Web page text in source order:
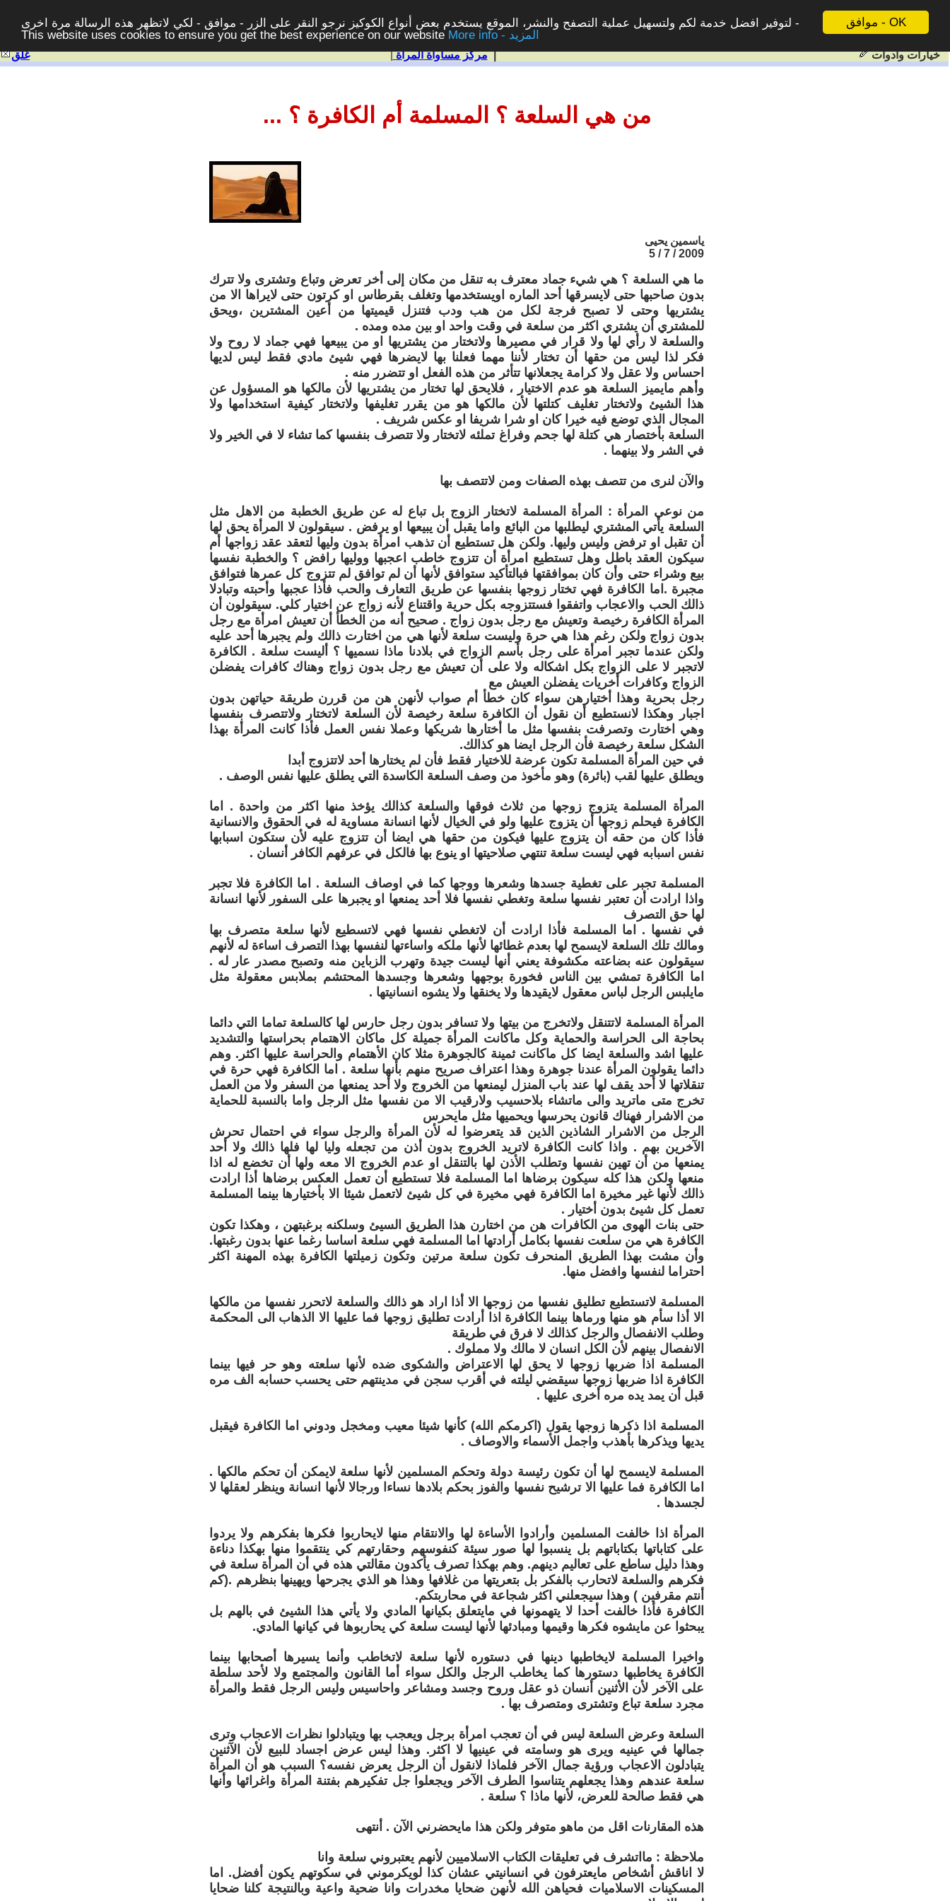
موافق - OK
لتوفير افضل خدمة لكم ولتسهيل عملية التصفح والنشر، الموقع يستخدم بعض أنواع الكوكيز نرجو النقر على الزر - موافق - لكي لاتظهر هذه الرسالة مرة اخرى -
This website uses cookies to ensure you get the best experience on our website
More info - المزيد
غلق | مركز مساواة المرأة| خيارات وادوات
من هي السلعة ؟ المسلمة أم الكافرة ؟ ...
ياسمين يحيى
2009 / 7 / 5
ما هي السلعة ؟ هي شيء جماد معترف به تنقل من مكان إلى أخر تعرض وتباع وتشترى ولا تترك
بدون صاحبها حتى لايسرقها أحد الماره اويستخدمها وتغلف بقرطاس او كرتون حتى لايراها الا من
يشتريها وحتى لا تصبح فرجة لكل من هب ودب فتنزل قيميتها من أعين المشترين ،ويحق
للمشتري أن يشتري اكثر من سلعة في وقت واحد او بين مده ومده .
والسلعة لا رأي لها ولا قرار في مصيرها ولاتختار من يشتريها او من يبيعها فهي جماد لا روح ولا
فكر لذا ليس من حقها أن تختار لأننا مهما فعلنا بها لايضرها فهي شيئ مادي فقط ليس لديها
احساس ولا عقل ولا كرامة يجعلانها تتأثر من هذه الفعل او تتضرر منه .
وأهم مايميز السلعة هو عدم الاختيار ، فلايحق لها تختار من يشتريها لأن مالكها هو المسؤول عن
هذا الشيئ ولاتختار تغليف كتلتها لأن مالكها هو من يقرر تغليفها ولاتختار كيفية استخدامها ولا
المجال الذي توضع فيه خيرا كان او شرا شريفا او عكس شريف .
السلعة بأختصار هي كتلة لها جحم وفراغ تملئه لاتختار ولا تتصرف بنفسها كما تشاء لا في الخير ولا
في الشر ولا بينهما .
والآن لنرى من تتصف بهذه الصفات ومن لاتتصف بها
من نوعي المرأة : المرأة المسلمة لاتختار الزوج بل تباع له عن طريق الخطبة من الاهل مثل
السلعة يأتي المشتري ليطلبها من البائع واما يقبل أن يبيعها او يرفض . سيقولون لا المرأة يحق لها
أن تقبل او ترفض وليس وليها. ولكن هل تستطيع أن تذهب امرأة بدون وليها لتعقد عقد زواجها أم
سيكون العقد باطل وهل تستطيع امرأة أن تتزوج خاطب اعجبها ووليها رافض ؟ والخطبة نفسها
بيع وشراء حتى وأن كان بموافقتها فبالتأكيد ستوافق لأنها أن لم توافق لم تتزوج كل عمرها فتوافق
مجبرة .اما الكافرة فهي تختار زوجها بنفسها عن طريق التعارف والحب فأذا عجبها وأحبته وتبادلا
ذالك الحب والاعجاب واتفقوا فستتزوجه بكل حرية واقتناع لأنه زواج عن اختيار كلي. سيقولون أن
المرأة الكافرة رخيصة وتعيش مع رجل بدون زواج . صحيح أنه من الخطأ أن تعيش امرأة مع رجل
بدون زواج ولكن رغم هذا هي حرة وليست سلعة لأنها هي من اختارت ذالك ولم يجبرها أحد عليه
ولكن عندما تجبر امرأة على رجل بأسم الزواج في بلادنا ماذا نسميها ؟ أليست سلعة . الكافرة
لاتجبر لا على الزواج بكل اشكاله ولا على أن تعيش مع رجل بدون زواج وهناك كافرات يفضلن
الزواج وكافرات أخريات يفضلن العيش مع
رجل بحرية وهذا أختيارهن سواء كان خطأ أم صواب لأنهن هن من قررن طريقة حياتهن بدون
اجبار وهكذا لانستطيع أن نقول أن الكافرة سلعة رخيصة لأن السلعة لاتختار ولاتتصرف بنفسها
وهي اختارت وتصرفت بنفسها مثل ما أختارها شريكها وعملا نفس العمل فأذا كانت المرأة بهذا
الشكل سلعة رخيصة فأن الرجل ايضا هو كذالك.
في حين المرأة المسلمة تكون عرضة للاختيار فقط فأن لم يختارها أحد لاتتزوج أبدا
ويطلق عليها لقب (بائرة) وهو مأخوذ من وصف السلعة الكاسدة التي يطلق عليها نفس الوصف .
المرأة المسلمة يتزوج زوجها من ثلاث فوقها والسلعة كذالك يؤخذ منها اكثر من واحدة . اما
الكافرة فيحلم زوجها أن يتزوج عليها ولو في الخيال لأنها انسانة مساوية له في الحقوق والانسانية
فأذا كان من حقه أن يتزوج عليها فيكون من حقها هي ايضا أن تتزوج عليه لأن ستكون اسبابها
نفس اسبابه فهي ليست سلعة تنتهي صلاحيتها او ينوع بها فالكل في عرفهم الكافر أنسان .
المسلمة تجبر على تغطية جسدها وشعرها ووجها كما في اوصاف السلعة . اما الكافرة فلا تجبر
واذا ارادت أن تعتبر نفسها سلعة وتغطي نفسها فلا أحد يمنعها او يجبرها على السفور لأنها انسانة
لها حق التصرف
في نفسها . اما المسلمة فأذا ارادت أن لاتغطي نفسها فهي لاتسطيع لأنها سلعة متصرف بها
ومالك تلك السلعة لايسمح لها بعدم غطائها لأنها ملكه واساءتها لنفسها بهذا التصرف اساءة له لأنهم
سيقولون عنه بضاعته مكشوفة يعني أنها ليست جيدة وتهرب الزباين منه وتصبح مصدر عار له .
اما الكافرة تمشي بين الناس فخورة بوجهها وشعرها وجسدها المحتشم بملابس معقولة مثل
مايلبس الرجل لباس معقول لايقيدها ولا يخنقها ولا يشوه انسانيتها .
المرأة المسلمة لاتتنقل ولاتخرج من بيتها ولا تسافر بدون رجل حارس لها كالسلعة تماما التي دائما
بحاجة الى الحراسة والحماية وكل ماكانت المرأة جميلة كل ماكان الاهتمام بحراستها والتشديد
عليها اشد والسلعة ايضا كل ماكانت ثمينة كالجوهرة مثلا كان الأهتمام والحراسة عليها اكثر. وهم
دائما يقولون المرأة عندنا جوهرة وهذا اعتراف صريح منهم بأنها سلعة . اما الكافرة فهي حرة في
تنقلاتها لا أحد يقف لها عند باب المنزل ليمنعها من الخروج ولا أحد يمنعها من السفر ولا من العمل
تخرج متى ماتريد والى ماتشاء بلاحسيب ولارقيب الا من نفسها مثل الرجل واما بالنسبة للحماية
من الاشرار فهناك قانون يحرسها ويحميها مثل مايحرس
الرجل من الاشرار الشاذين الذين قد يتعرضوا له لأن المرأة والرجل سواء في احتمال تحرش
الآخرين بهم . واذا كانت الكافرة لاتريد الخروج بدون أذن من تجعله وليا لها فلها ذالك ولا أحد
يمنعها من أن تهين نفسها وتطلب الأذن لها بالتنقل او عدم الخروج الا معه ولها أن تخضع له اذا
منعها ولكن هذا كله سيكون برضاها اما المسلمة فلا تستطيع أن تعمل العكس برضاها أذا ارادت
ذالك لأنها غير مخيرة اما الكافرة فهي مخيرة في كل شيئ لاتعمل شيئا الا بأختيارها بينما المسلمة
تعمل كل شيئ بدون أختيار .
حتى بنات الهوى من الكافرات هن من اختارن هذا الطريق السيئ وسلكنه برغبتهن ، وهكذا تكون
الكافرة هي من سلعت نفسها بكامل أرادتها اما المسلمة فهي سلعة اساسا رغما عنها بدون رغبتها.
وأن مشت بهذا الطريق المنحرف تكون سلعة مرتين وتكون زميلتها الكافرة بهذه المهنة اكثر
احتراما لنفسها وافضل منها.
المسلمة لاتستطيع تطليق نفسها من زوجها الا أذا اراد هو ذالك والسلعة لاتحرر نفسها من مالكها
الا أذا سأم هو منها ورماها بينما الكافرة اذا أرادت تطليق زوجها فما عليها الا الذهاب الى المحكمة
وطلب الانفصال والرجل كذالك لا فرق في طريقة
الانفصال بينهم لأن الكل انسان لا مالك ولا مملوك .
المسلمة اذا ضربها زوجها لا يحق لها الاعتراض والشكوى ضده لأنها سلعته وهو حر فيها بينما
الكافرة اذا ضربها زوجها سيقضي ليلته في أقرب سجن في مدينتهم حتى يحسب حسابه الف مره
قبل أن يمد يده مره أخرى عليها .
المسلمة اذا ذكرها زوجها يقول (اكرمكم الله) كأنها شيئا معيب ومخجل ودوني اما الكافرة فيقبل
يديها ويذكرها بأهذب واجمل الأسماء والاوصاف .
المسلمة لايسمح لها أن تكون رئيسة دولة وتحكم المسلمين لأنها سلعة لايمكن أن تحكم مالكها .
اما الكافرة فما عليها الا ترشيح نفسها والفوز بحكم بلادها نساءا ورجالا لأنها انسانة وينظر لعقلها لا
لجسدها .
المرأة اذا خالفت المسلمين وأرادوا الأساءة لها والانتقام منها لايحاربوا فكرها بفكرهم ولا يردوا
على كتاباتها بكتاباتهم بل ينسبوا لها صور سيئة كنفوسهم وحقارتهم كي ينتقموا منها بهكذا دناءة
وهذا دليل ساطع على تعاليم دينهم. وهم بهكذا تصرف يأكدون مقالتي هذه في أن المرأة سلعة في
فكرهم والسلعة لاتحارب بالفكر بل بتعريتها من غلافها وهذا هو الذي يجرحها ويهينها بنظرهم .(كم
أنتم مقرفين ) وهذا سيجعلني اكثر شجاعة في محاربتكم.
الكافرة فأذا خالفت أحدا لا يتهمونها في مايتعلق بكيانها المادي ولا يأتي هذا الشيئ في بالهم بل
يبحثوا عن مايشوه فكرها وقيمها ومبادئها لأنها ليست سلعة كي يحاربوها في كيانها المادي.
واخيرا المسلمة لايخاطبها دينها في دستوره لأنها سلعة لاتخاطب وأنما يسيرها أصحابها بينما
الكافرة يخاطبها دستورها كما يخاطب الرجل والكل سواء أما القانون والمجتمع ولا لأحد سلطة
على الآخر لأن الأثنين أنسان ذو عقل وروح وجسد ومشاعر واحاسيس وليس الرجل فقط والمرأة
مجرد سلعة تباع وتشترى ومتصرف بها .
السلعة وعرض السلعة ليس في أن تعجب امرأة برجل ويعجب بها ويتبادلوا نظرات الاعجاب وترى
جمالها في عينيه ويرى هو وسامته في عينيها لا اكثر. وهذا ليس عرض اجساد للبيع لأن الآثنين
يتبادلون الاعجاب ورؤية جمال الآخر فلماذا لانقول أن الرجل يعرض نفسه؟ السبب هو أن المرأة
سلعة عندهم وهذا يجعلهم يتناسوا الطرف الآخر ويجعلوا جل تفكيرهم بفتنة المرأة واغرائها وأنها
هي فقط صالحة للعرض، لأنها ماذا ؟ سلعة .
هذه المقارنات اقل من ماهو متوفر ولكن هذا مايحضرني الآن . أنتهى
ملاحظة : مااتشرف في تعليقات الكتاب الاسلاميين لأنهم يعتبروني سلعة وانا
لا اناقش أشخاص مايعترفون في انسانيتي عشان كذا لويكرموني في سكوتهم يكون أفضل. اما
المسكينات الاسلاميات فحياهن الله لأنهن ضحايا مخدرات وانا ضحية واعية وبالنتيجة كلنا ضحايا